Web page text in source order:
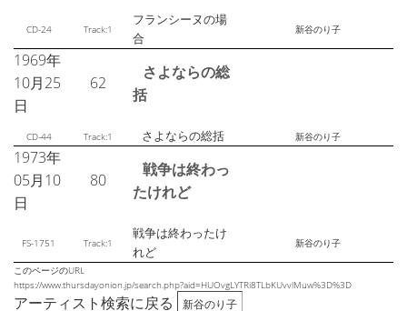
CD-24 Track:1
フランシーヌの場
合
新谷のり子
1969年
10月25
日
62
さよならの総
括
CD-44 Track:1 さよならの総括 新谷のり子
1973年
05月10
日
80
戦争は終わっ
たけれど
FS-1751 Track:1
戦争は終わったけ
れど
新谷のり子
このページのURL
https://www.thursdayonion.jp/search.php?aid=HUOvgLYTRi8TLbKUvvlMuw%3D%3D
アーティスト検索に戻る 新谷のり子